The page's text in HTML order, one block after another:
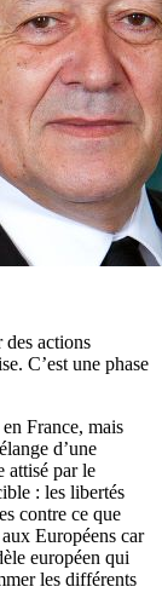
des actions
C’est une phase
France, mais
d’une
attisé par le
: les libertés
contre ce que
Européens car
européen qui
les différents